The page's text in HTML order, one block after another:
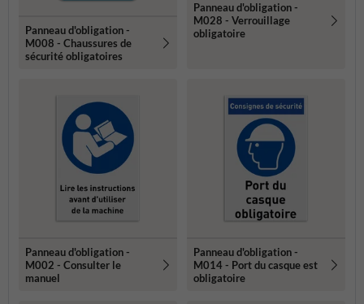
Panneau d'obligation -
M008 - Chaussures de
sécurité obligatoires
Panneau d'obligation -
M028 - Verrouillage
obligatoire
Panneau d'obligation -
M002 - Consulter le
manuel
Panneau d'obligation -
M014 - Port du casque est
obligatoire